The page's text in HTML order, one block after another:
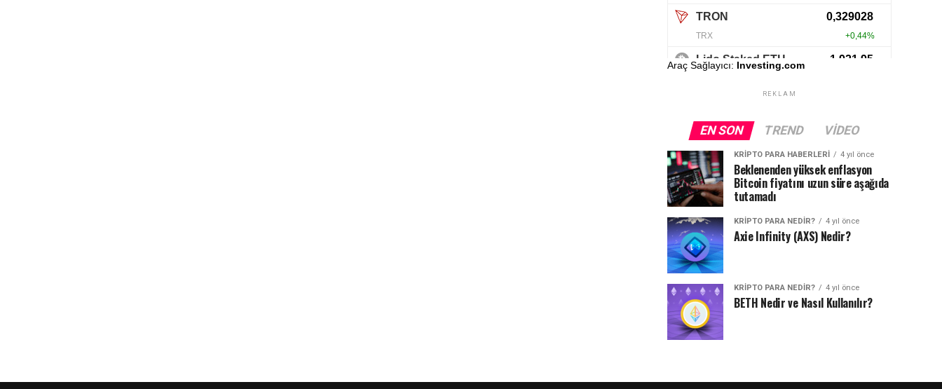
Araç Sağlayıcı: Investing.com
REKLAM
EN SON TREND VIDEO
KRIPTO PARA HABERLERI 4 yıl önce
Beklenenden yüksek enflasyon
Bitcoin fiyatını uzun süre aşağıda
tutamadı
KRIPTO PARA NEDIR? 4 yıl önce
Axie Infinity (AXS) Nedir?
KRIPTO PARA NEDIR? 4 yıl önce
BETH Nedir ve Nasıl Kullanılır?